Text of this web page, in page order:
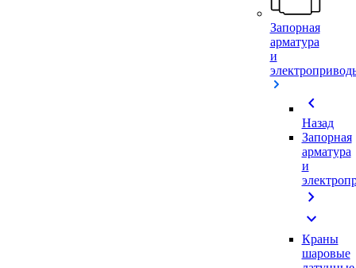
Запорная
арматура
и
chevron_left
Назад
Запорная
арматура
и
chevron_right
expand_more
Краны
шаровые